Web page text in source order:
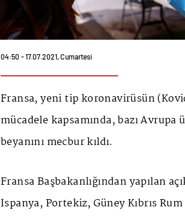
04:50 - 17.07.2021, Cumartesi
Fransa, yeni tip koronavirüsün
mücadele kapsamında, bazı
beyanını mecbur kıldı.
Fransa Başbakanlığından yapılan
İspanya, Portekiz, Güney Kıbrıs